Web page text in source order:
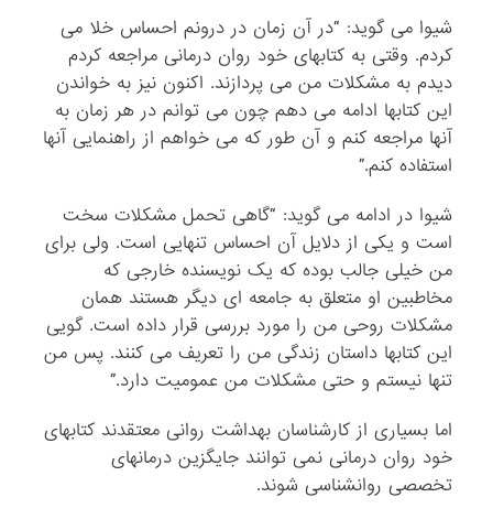
شیوا می گوید: “در آن زمان در درونم احساس خلا می
کردم. وقتی به کتابهای خود روان درمانی مراجعه کردم
دیدم به مشکلات من می پردازند. اکنون نیز به خواندن
این کتابها ادامه می دهم چون می توانم در هر زمان به
آنها مراجعه کنم و آن طور که می خواهم از راهنمایی آنها
استفاده کنم.”
شیوا در ادامه می گوید: “گاهی تحمل مشکلات سخت
است و یکی از دلایل آن احساس تنهایی است. ولی برای
من خیلی جالب بوده که یک نویسنده خارجی که
مخاطبین او متعلق به جامعه ای دیگر هستند همان
مشکلات روحی من را مورد بررسی قرار داده است. گویی
این کتابها داستان زندگی من را تعریف می کنند. پس من
تنها نیستم و حتی مشکلات من عمومیت دارد.”
اما بسیاری از کارشناسان بهداشت روانی معتقدند کتابهای
خود روان درمانی نمی توانند جایگزین درمانهای
تخصصی روانشناسی شوند.